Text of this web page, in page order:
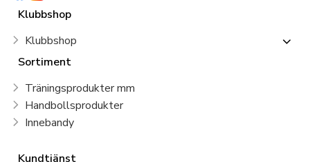
Klubbshop
Klubbshop
Sortiment
Träningsprodukter mm
Handbollsprodukter
Innebandy
Kundtjänst